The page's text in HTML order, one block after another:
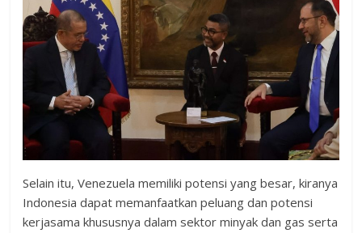
Selain itu, Venezuela memiliki potensi yang besar, kiranya
Indonesia dapat memanfaatkan peluang dan potensi
kerjasama khususnya dalam sektor minyak dan gas serta